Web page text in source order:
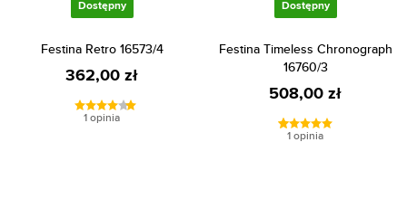
Dostępny
Festina Retro 16573/4
362,00 zł
1 opinia
Dostępny
Festina Timeless Chronograph
16760/3
508,00 zł
1 opinia